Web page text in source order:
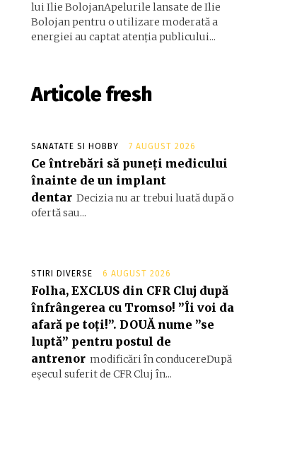
lui Ilie BolojanApelurile lansate de Ilie
Bolojan pentru o utilizare moderată a
energiei au captat atenția publicului...
Articole fresh
SANATATE SI HOBBY 7 AUGUST 2026
Ce întrebări să puneți medicului
înainte de un implant
dentar Decizia nu ar trebui luată după o
ofertă sau...
STIRI DIVERSE 6 AUGUST 2026
Folha, EXCLUS din CFR Cluj după
înfrângerea cu Tromso! ”Îi voi da
afară pe toți!”. DOUĂ nume ”se
luptă” pentru postul de
antrenor modificări în conducereDupă
eșecul suferit de CFR Cluj în...